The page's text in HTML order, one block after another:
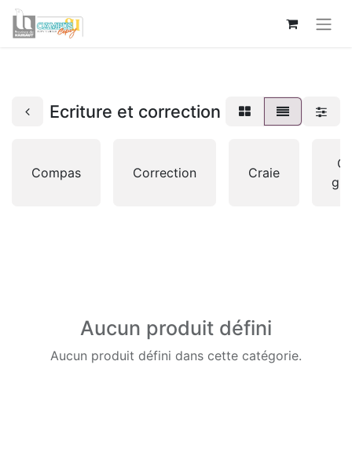
Ecriture et correction
Compas Correction Craie
Aucun produit défini
Aucun produit défini dans cette catégorie.